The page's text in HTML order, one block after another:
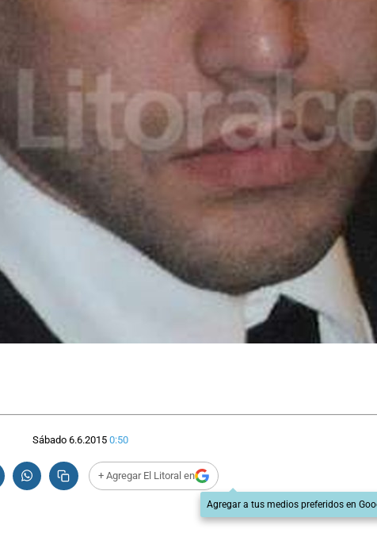
Sábado 6.6.2015 0:50
+ Agregar El Litoral en
Agregar a tus medios preferidos en